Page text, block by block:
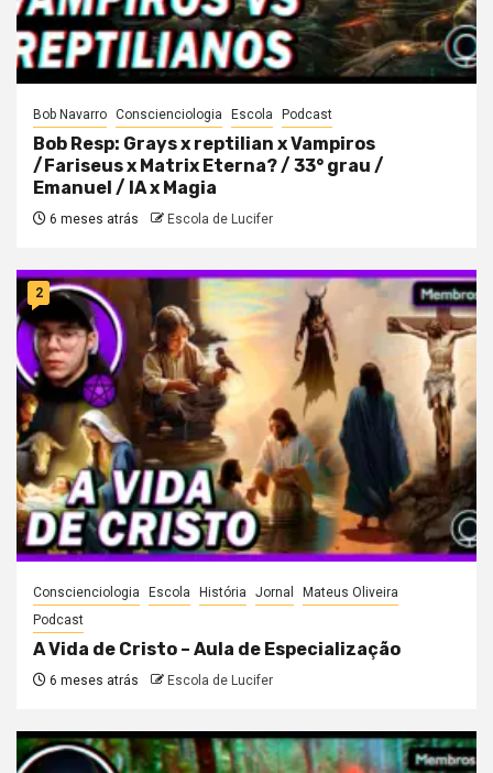
Bob Navarro Conscienciologia Escola Podcast
Bob Resp: Grays x reptilian x Vampiros
/Fariseus x Matrix Eterna? / 33° grau /
Emanuel / IA x Magia
6 meses atrás Escola de Lucifer
2
Conscienciologia Escola História Jornal
Mateus Oliveira
Podcast
A Vida de Cristo – Aula de Especialização
6 meses atrás Escola de Lucifer